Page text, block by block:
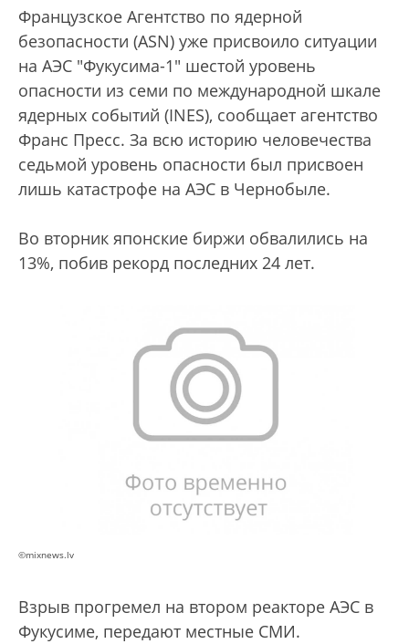
Французское Агентство по ядерной
безопасности (ASN) уже присвоило ситуации
на АЭС "Фукусима-1" шестой уровень
опасности из семи по международной шкале
ядерных событий (INES), сообщает агентство
Франс Пресс. За всю историю человечества
седьмой уровень опасности был присвоен
лишь катастрофе на АЭС в Чернобыле.
Во вторник японские биржи обвалились на
13%, побив рекорд последних 24 лет.
©mixnews.lv
Взрыв прогремел на втором реакторе АЭС в
Фукусиме, передают местные СМИ.